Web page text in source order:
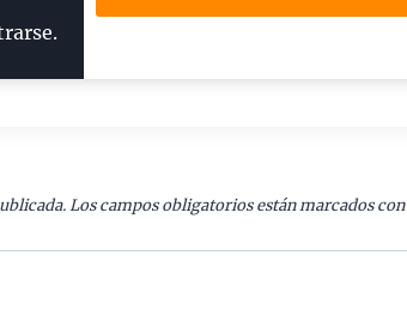
Los campos obligatorios están marcados con